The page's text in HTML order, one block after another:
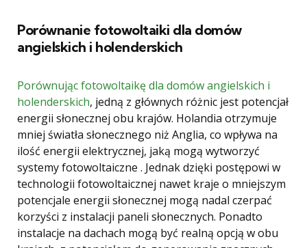
Porównanie fotowoltaiki dla domów
angielskich i holenderskich
Porównując fotowoltaikę dla domów angielskich i
holenderskich, jedną z głównych różnic jest potencjał
energii słonecznej obu krajów. Holandia otrzymuje
mniej światła słonecznego niż Anglia, co wpływa na
ilość energii elektrycznej, jaką mogą wytworzyć
systemy fotowoltaiczne . Jednak dzięki postępowi w
technologii fotowoltaicznej nawet kraje o mniejszym
potencjale energii słonecznej mogą nadal czerpać
korzyści z instalacji paneli słonecznych. Ponadto
instalacje na dachach mogą być realną opcją w obu